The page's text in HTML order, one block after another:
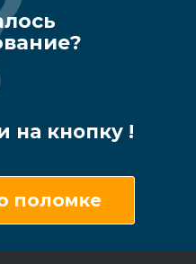
на кнопку !
поломке